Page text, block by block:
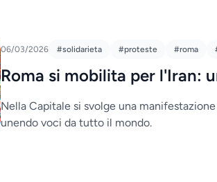
06/03/2026 #solidarieta #proteste #roma
Roma si mobilita per l'Iran:
Nella Capitale si svolge una
unendo voci da tutto il mondo.